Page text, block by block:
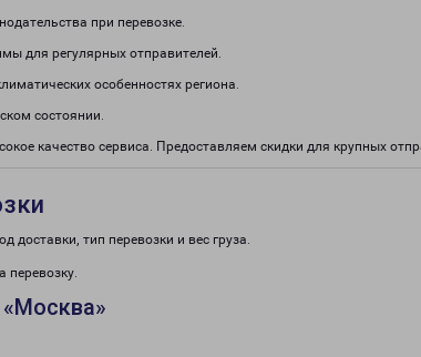
при перевозке.
для регулярных отправителей.
особенностях региона.
состоянии.
качество сервиса. Предоставляем скидки для крупных
доставки, тип перевозки и вес груза.
перевозку.